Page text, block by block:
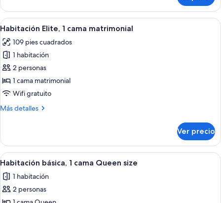
Elite,
varias
camas
Abrir
todas
las
fotos
de
Habitación
Elite,
cama
Una habitación de hotel con cama,
21
Habitación Elite, 1 cama matrimonial
109 pies cuadrados
1 habitación
2 personas
1 cama matrimonial
Wifi gratuito
Más detalles
Más
Elite,
cama
Ver precio
Abrir
todas
las
fotos
Un dormitorio ordenado con una
17
Habitación básica, 1 cama Queen size
1 habitación
2 personas